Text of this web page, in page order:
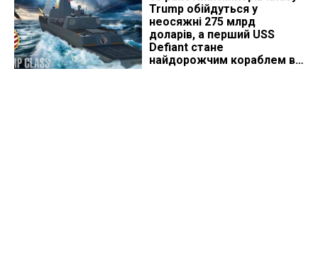
Trump обійдуться у
неосяжні 275 млрд
доларів, а перший USS
Defiant стане
найдорожчим кораблем в